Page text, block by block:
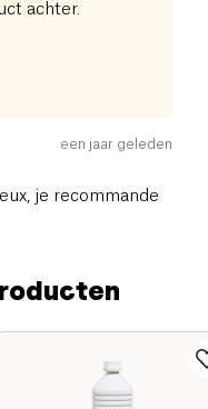
achter.
een jaar geleden
je recommande